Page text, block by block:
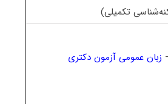
تکمیلی)
زبان عمومی آزمون دکتری